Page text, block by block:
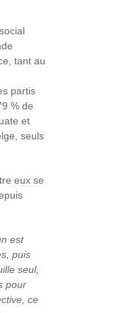
tant au
partis
% de
et
seuls
eux se
est
puis
seul,
pour
ce